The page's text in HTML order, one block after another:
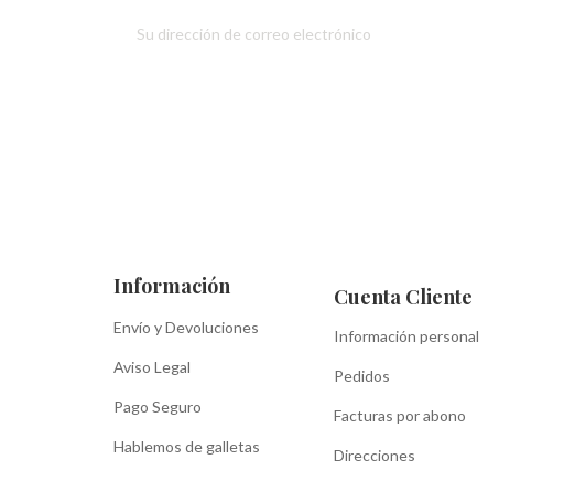
Información
Envío y Devoluciones
Aviso Legal
Pago Seguro
Hablemos de galletas
Cuenta Cliente
Información personal
Pedidos
Facturas por abono
Direcciones